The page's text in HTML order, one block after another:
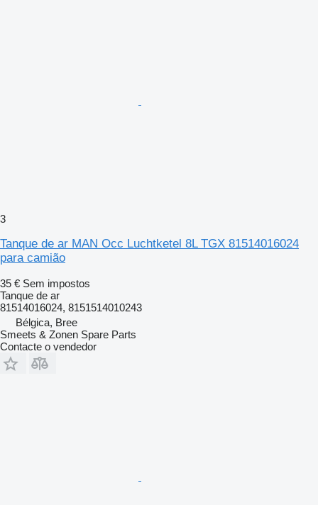
3
Tanque de ar MAN Occ Luchtketel 8L TGX 81514016024
para camião
35 € Sem impostos
Tanque de ar
81514016024, 8151514010243
Bélgica, Bree
Smeets & Zonen Spare Parts
Contacte o vendedor